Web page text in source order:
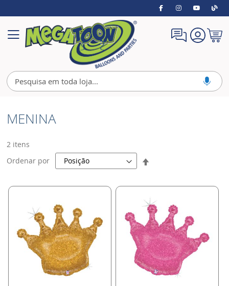
Alternar
Nav
Meu
MENINA
2 itens
Ordenar por